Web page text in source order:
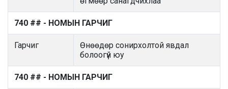
740 ## - НОМЫН ГАРЧИГ
Гарчиг
Өнөөдөр сонирхолтой явдал
болоогүй юу
740 ## - НОМЫН ГАРЧИГ